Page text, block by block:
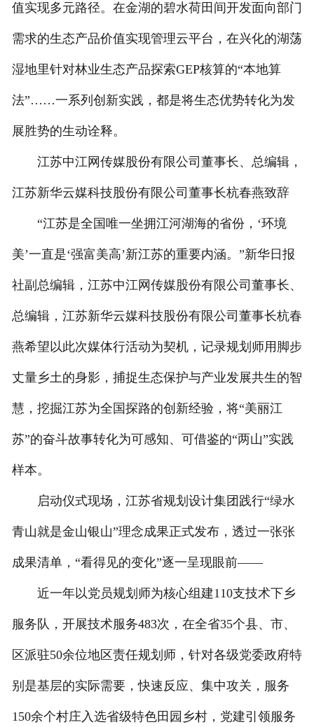
值实现多元路径。在金湖的碧水荷田间开发面向部门
需求的生态产品价值实现管理云平台，在兴化的湖荡
湿地里针对林业生态产品探索GEP核算的“本地算
法”……一系列创新实践，都是将生态优势转化为发
展胜势的生动诠释。
江苏中江网传媒股份有限公司董事长、总编辑，
江苏新华云媒科技股份有限公司董事长杭春燕致辞
“江苏是全国唯一坐拥江河湖海的省份，‘环境
美’一直是‘强富美高’新江苏的重要内涵。”新华日报
社副总编辑，江苏中江网传媒股份有限公司董事长、
总编辑，江苏新华云媒科技股份有限公司董事长杭春
燕希望以此次媒体行活动为契机，记录规划师用脚步
丈量乡土的身影，捕捉生态保护与产业发展共生的智
慧，挖掘江苏为全国探路的创新经验，将“美丽江
苏”的奋斗故事转化为可感知、可借鉴的“两山”实践
样本。
启动仪式现场，江苏省规划设计集团践行“绿水
青山就是金山银山”理念成果正式发布，透过一张张
成果清单，“看得见的变化”逐一呈现眼前——
近一年以党员规划师为核心组建110支技术下乡
服务队，开展技术服务483次，在全省35个县、市、
区派驻50余位地区责任规划师，针对各级党委政府特
别是基层的实际需要，快速反应、集中攻关，服务
150余个村庄入选省级特色田园乡村，党建引领服务